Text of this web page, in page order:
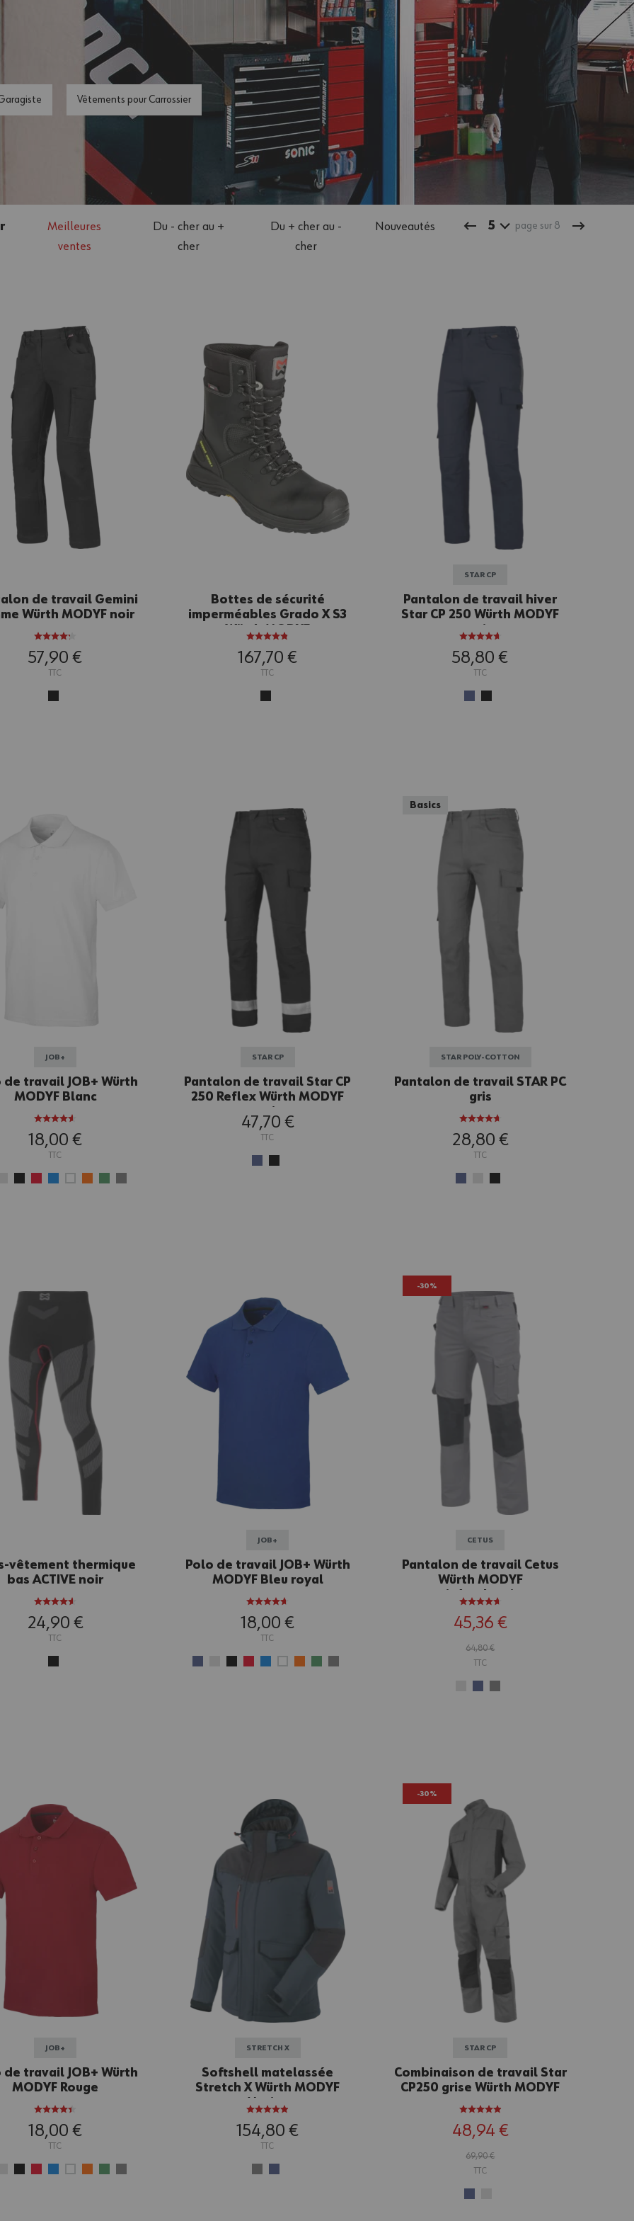
Vêtements pour Carrossier
5 page sur 8
Meilleures
ventes
Du - cher au +
cher
Du + cher au -
cher
Nouveautés
de travail Gemini
Würth MODYF noir
57,90 €
TTC
Bottes de sécurité
imperméables Grado X S3
Würth MODYF
167,70 €
TTC
STAR CP
Pantalon de travail hiver
Star CP 250 Würth MODYF
marine
58,80 €
TTC
JOB+
de travail JOB+ Würth
MODYF Blanc
18,00 €
TTC
STAR CP
Pantalon de travail Star CP
250 Reflex Würth MODYF
47,70 €
TTC
Basics
STAR POLY-COTTON
Pantalon de travail STAR PC
gris
28,80 €
TTC
vêtement thermique
bas ACTIVE noir
24,90 €
TTC
JOB+
Polo de travail JOB+ Würth
MODYF Bleu royal
18,00 €
TTC
-30%
CETUS
Pantalon de travail Cetus
Würth MODYF
gris/anthracite
45,36 €
64,80 €
TTC
JOB+
de travail JOB+ Würth
MODYF Rouge
18,00 €
TTC
STRETCH X
Softshell matelassée
Stretch X Würth MODYF
Marine
154,80 €
TTC
-30%
STAR CP
Combinaison de travail Star
CP250 grise Würth MODYF
48,94 €
69,90 €
TTC